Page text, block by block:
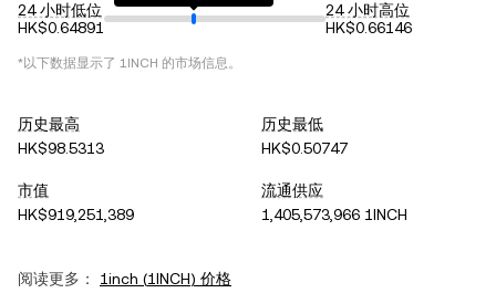
24 小时低位
HK$0.64891
24 小时高位
HK$0.66146
*以下数据显示了 1INCH 的市场信息。
历史最高
HK$98.5313
历史最低
HK$0.50747
市值
HK$919,251,389
流通供应
1,405,573,966 1INCH
阅读更多： 1inch (1INCH) 价格